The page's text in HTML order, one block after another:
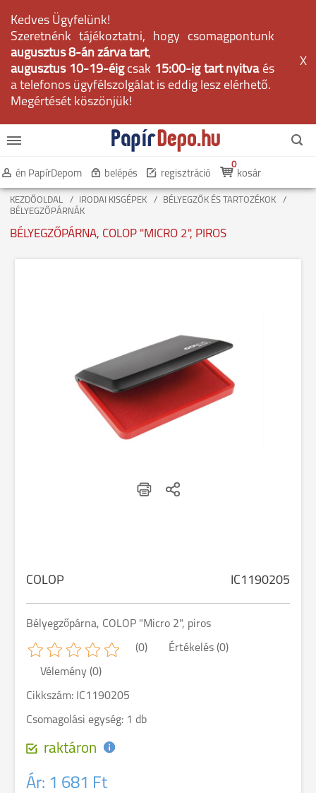
Kedves Ügyfelünk!
Szeretnénk tájékoztatni, hogy csomagpontunk
augusztus 8-án zárva tart,
augusztus 10-19-éig csak 15:00-ig tart nyitvaés
a telefonos ügyfélszolgálat is eddig lesz elérhető.
Megértését köszönjük!
X
én PapírDepom belépés regisztráció kosár
0
KEZDŐOLDAL IRODAI KISGÉPEK
BÉLYEGZŐK ÉS TARTOZÉKOK
BÉLYEGZŐPÁRNÁK
BÉLYEGZŐPÁRNA, COLOP "MICRO 2", PIROS
COLOP IC1190205
Bélyegzőpárna, COLOP "Micro 2", piros
(0) Értékelés (0)
Vélemény (0)
Cikkszám: IC1190205
Csomagolási egység: 1 db
raktáron
Ár: 1 681 Ft